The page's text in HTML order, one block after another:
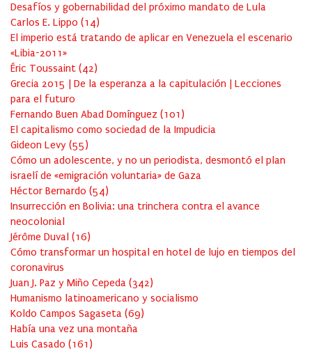
Desafíos y gobernabilidad del próximo mandato de Lula
Carlos E. Lippo (14)
El imperio está tratando de aplicar en Venezuela el escenario
«Libia-2011»
Éric Toussaint (42)
Grecia 2015 | De la esperanza a la capitulación | Lecciones
para el futuro
Fernando Buen Abad Domínguez (101 )
El capitalismo como sociedad de la Impudicia
Gideon Levy (55)
Cómo un adolescente, y no un periodista, desmontó el plan
israelí de «emigración voluntaria» de Gaza
Héctor Bernardo (54)
Insurrección en Bolivia: una trinchera contra el avance
neocolonial
Jérôme Duval (16)
Cómo transformar un hospital en hotel de lujo en tiempos del
coronavirus
Juan J. Paz y Miño Cepeda (342)
Humanismo latinoamericano y socialismo
Koldo Campos Sagaseta (69)
Había una vez una montaña
Luis Casado (161 )